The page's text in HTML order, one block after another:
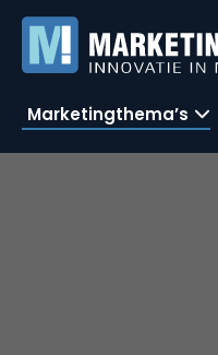
Marketingthema’s